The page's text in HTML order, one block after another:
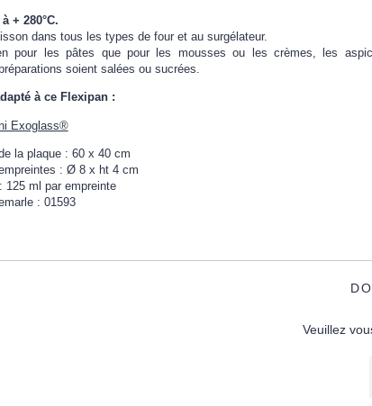
+ 280°C.
dans tous les types de four et au surgélateur.
pour les pâtes que pour les mousses ou les crèmes, les
soient salées ou sucrées.
à ce Flexipan :
Exoglass®
la plaque : 60 x 40 cm
: Ø 8 x ht 4 cm
125 ml par empreinte
: 01593
Veuillez